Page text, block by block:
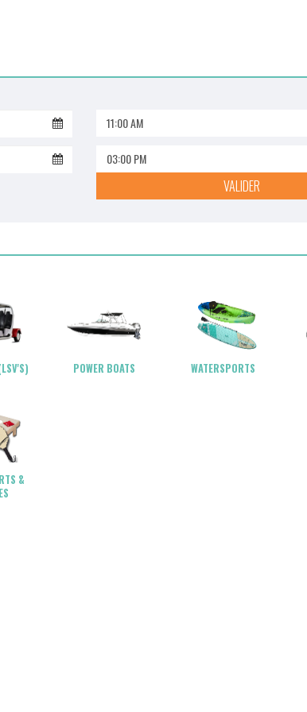
11:00 AM
03:00 PM
VALIDER
POWER BOATS WATERSPORTS
&